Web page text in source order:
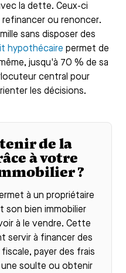
la dette. Ceux-ci
ou renoncer.
sans disposer des
hypothécaire permet de
jusqu'à 70 % de sa
central pour
les décisions.
de la
à votre
?
à un propriétaire
son bien immobilier
à le vendre. Cette
servir à financer des
payer des frais
soulte ou obtenir